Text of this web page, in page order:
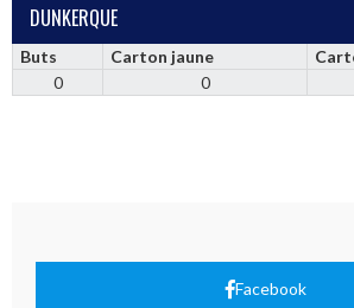
DUNKERQUE
Buts Carton jaune
0
0
Facebook